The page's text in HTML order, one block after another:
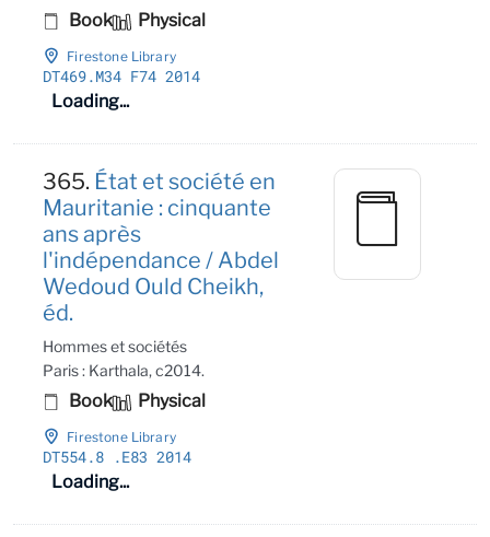
Book Physical
Firestone Library
DT469.M34 F74 2014
Loading...
365. État et société en
Mauritanie : cinquante
ans après
l'indépendance / Abdel
Wedoud Ould Cheikh,
éd.
Hommes et sociétés
Paris : Karthala, c2014.
Book Physical
Firestone Library
DT554.8 .E83 2014
Loading...